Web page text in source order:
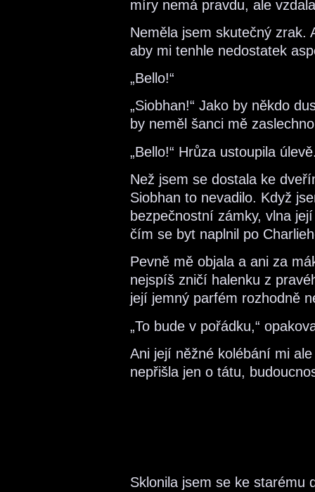
míry nemá pravdu, ale
Neměla jsem skutečný zrak.
aby mi tenhle nedostatek
„Bello!“
„Siobhan!“ Jako by někdo
by neměl šanci mě
„Bello!“ Hrůza ustoupila
Než jsem se dostala ke
Siobhan to nevadilo. Když
bezpečnostní zámky, vlna
čím se byt naplnil po
Pevně mě objala a ani za
nejspíš zničí halenku z
její jemný parfém rozhodně
„To bude v pořádku,“
Ani její něžné kolébání mi
nepřišla jen o tátu,
Sklonila jsem se ke starému